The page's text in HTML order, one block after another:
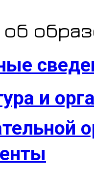
об
и